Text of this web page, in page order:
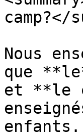
camp?</
Nous
que
et **le
enfants.